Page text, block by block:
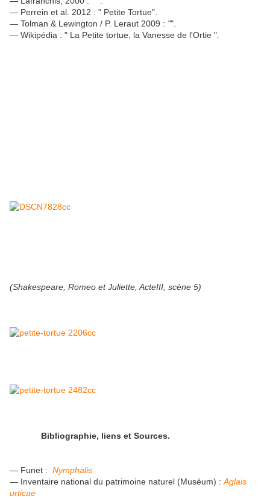
— Perrein et al. 2012 : " Petite Tortue".
— Tolman & Lewington / P. Leraut 2009 : "".
— Wikipédia : " La Petite tortue, la Vanesse de l'Ortie ".
(Shakespeare, Romeo et Juliette, ActeIII, scène 5)
Bibliographie, liens et Sources.
— Funet : Nymphalis
— Inventaire national du patrimoine naturel (Muséum) : Aglais
urticae